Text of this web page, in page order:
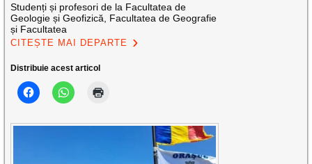
Studenți și profesori de la Facultatea de
Geologie și Geofizică, Facultatea de Geografie
și Facultatea
CITEȘTE MAI DEPARTE
Distribuie acest articol